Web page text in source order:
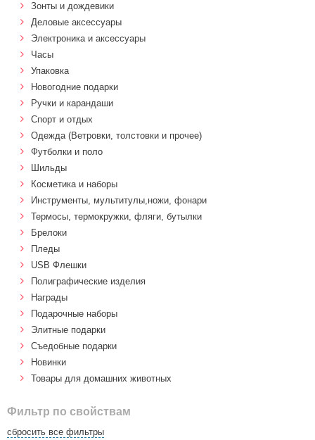
Зонты и дождевики
Деловые аксессуары
Электроника и аксессуары
Часы
Упаковка
Новогодние подарки
Ручки и карандаши
Спорт и отдых
Одежда (Ветровки, толстовки и прочее)
Футболки и поло
Шильды
Косметика и наборы
Инструменты, мультитулы,ножи, фонари
Термосы, термокружки, фляги, бутылки
Брелоки
Пледы
USB Флешки
Полиграфические изделия
Награды
Подарочные наборы
Элитные подарки
Cъедобные подарки
Новинки
Товары для домашних животных
Фильтр по свойствам
сбросить все фильтры